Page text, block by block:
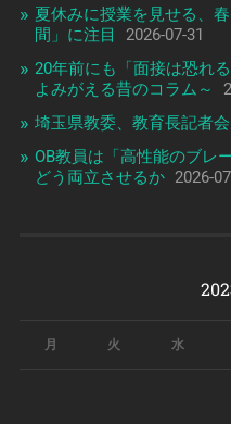
夏休みに授業を見せる、
間」に注目
2026-07-31
20年前にも「面接は恐れ
よみがえる昔のコラム～
埼玉県教委、教育長記者
OB教員は「高性能のブレ
どう両立させるか 2026-
月 火 水